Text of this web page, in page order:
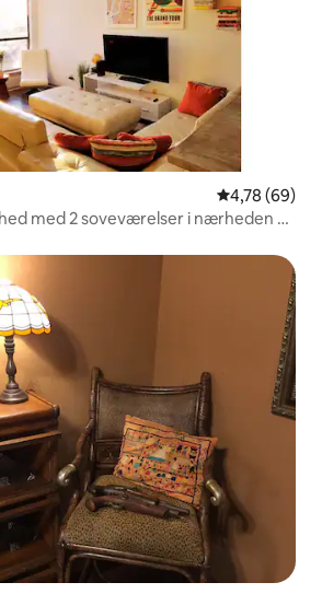
4,78 ud af 5 i
4,78 (69)
med 2 soveværelser i nærheden af